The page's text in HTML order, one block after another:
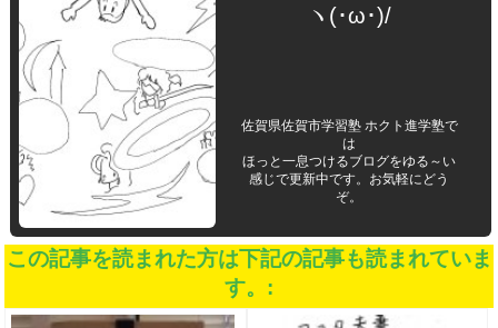
ヽ(･ω･)/
佐賀県佐賀市学習塾 ホクト進学塾で
は
ほっと一息つけるブログをゆる～い
感じで更新中です。お気軽にどう
ぞ。
この記事を読まれた方は下記の記事も読まれていま
す。: